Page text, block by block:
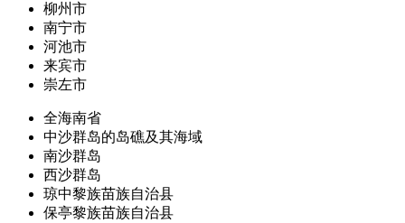
柳州市
南宁市
河池市
来宾市
崇左市
全海南省
中沙群岛的岛礁及其海域
南沙群岛
西沙群岛
琼中黎族苗族自治县
保亭黎族苗族自治县